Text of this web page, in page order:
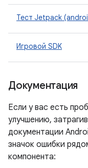
Тест Jetpack
Игровой SDK
Документация
Если у вас есть
улучшению,
документации
значок ошибки
компонента: